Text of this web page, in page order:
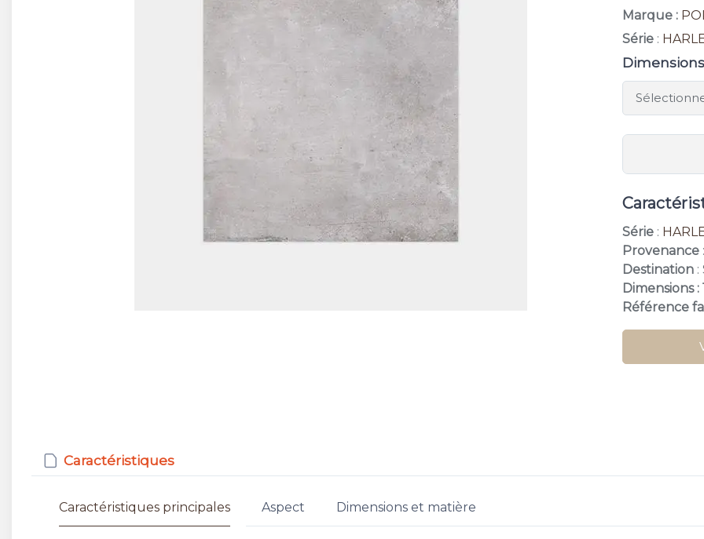
Marque :
Série :
Dimensions
Série :
Provenance
Destination :
Dimensions :
Référence
Caractéristiques
Caractéristiques principales Aspect Dimensions et matière